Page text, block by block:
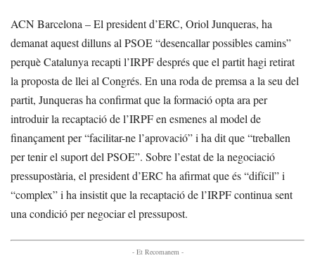
ACN Barcelona – El president d’ERC, Oriol Junqueras, ha
demanat aquest dilluns al PSOE “desencallar possibles camins”
perquè Catalunya recapti l’IRPF després que el partit hagi retirat
la proposta de llei al Congrés. En una roda de premsa a la seu del
partit, Junqueras ha confirmat que la formació opta ara per
introduir la recaptació de l’IRPF en esmenes al model de
finançament per “facilitar-ne l’aprovació” i ha dit que “treballen
per tenir el suport del PSOE”. Sobre l’estat de la negociació
pressupostària, el president d’ERC ha afirmat que és “difícil” i
“complex” i ha insistit que la recaptació de l’IRPF continua sent
una condició per negociar el pressupost.
- Et Recomanem -